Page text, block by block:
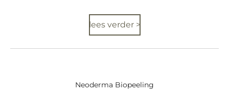
lees verder >
Neoderma Biopeeling